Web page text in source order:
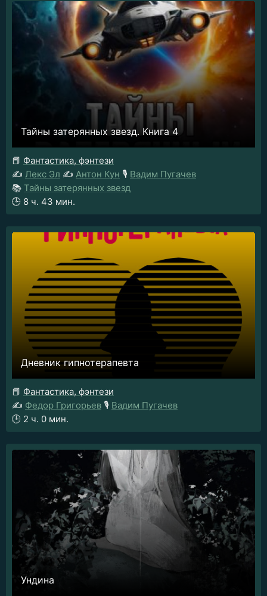
Тайны затерянных звезд. Книга 4
📕 Фантастика, фэнтези
✍️ Лекс Эл ✍️ Антон Кун 🎙️ Вадим Пугачев
📚 Тайны затерянных звезд
🕒 8 ч. 43 мин.
Дневник гипнотерапевта
📕 Фантастика, фэнтези
✍️ Федор Григорьев 🎙️ Вадим Пугачев
🕒 2 ч. 0 мин.
Ундина